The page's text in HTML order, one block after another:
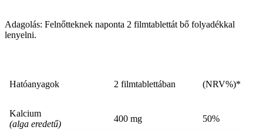
Adagolás: Felnőtteknek naponta 2 filmtablettát bő folyadékkal
lenyelni.
Hatóanyagok 2 filmtablettában (NRV%)*
Kalcium
(alga eredetű)
400 mg 50%